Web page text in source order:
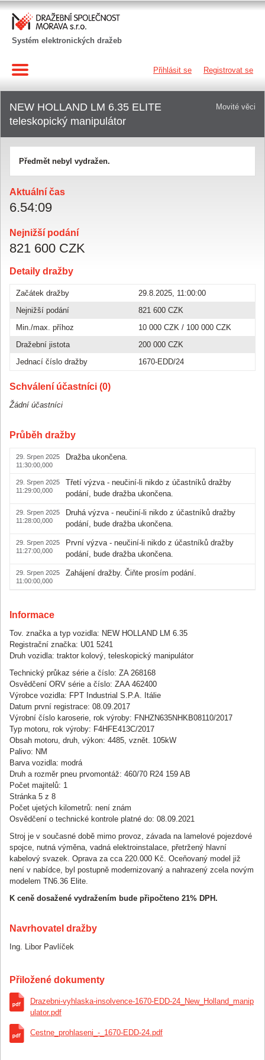
Systém elektronických dražeb
Přihlásit se Registrovat se
Movité věci
NEW HOLLAND LM 6.35 ELITE
teleskopický manipulátor
Předmět nebyl vydražen.
Aktuální čas
6.54:09
Nejnižší podání
821 600 CZK
Detaily dražby
Začátek dražby
29.8.2025, 11:00:00
Nejnižší podání
821 600 CZK
Min./max. příhoz
10 000 CZK / 100 000 CZK
Dražební jistota
200 000 CZK
Jednací číslo dražby
1670-EDD/24
Schválení účastníci (0)
Žádní účastníci
Průběh dražby
29. Srpen 2025
11:30:00,000
Dražba ukončena.
29. Srpen 2025
11:29:00,000
Třetí výzva - neučiní-li nikdo z účastníků dražby
podání, bude dražba ukončena.
29. Srpen 2025
11:28:00,000
Druhá výzva - neučiní-li nikdo z účastníků dražby
podání, bude dražba ukončena.
29. Srpen 2025
11:27:00,000
První výzva - neučiní-li nikdo z účastníků dražby
podání, bude dražba ukončena.
29. Srpen 2025
11:00:00,000
Zahájení dražby. Čiňte prosím podání.
Informace
Tov. značka a typ vozidla: NEW HOLLAND LM 6.35
Registrační značka: U01 5241
Druh vozidla: traktor kolový, teleskopický manipulátor
Technický průkaz série a číslo: ZA 268168
Osvědčení ORV série a číslo: ZAA 462400
Výrobce vozidla: FPT Industrial S.P.A. Itálie
Datum první registrace: 08.09.2017
Výrobní číslo karoserie, rok výroby: FNHZN635NHKB08110/2017
Typ motoru, rok výroby: F4HFE413C/2017
Obsah motoru, druh, výkon: 4485, vznět. 105kW
Palivo: NM
Barva vozidla: modrá
Druh a rozměr pneu prvomontáž: 460/70 R24 159 AB
Počet majitelů: 1
Stránka 5 z 8
Počet ujetých kilometrů: není znám
Osvědčení o technické kontrole platné do: 08.09.2021
Stroj je v současné době mimo provoz, závada na lamelové pojezdové
spojce, nutná výměna, vadná elektroinstalace, přetržený hlavní
kabelový svazek. Oprava za cca 220.000 Kč. Oceňovaný model již
není v nabídce, byl postupně modernizovaný a nahrazený zcela novým
modelem TN6.36 Elite.
K ceně dosažené vydražením bude připočteno 21% DPH.
Navrhovatel dražby
Ing. Libor Pavlíček
Přiložené dokumenty
Drazebni-vyhlaska-insolvence-1670-EDD-24_New_Holland_manip
ulator.pdf
Cestne_prohlaseni_-_1670-EDD-24.pdf